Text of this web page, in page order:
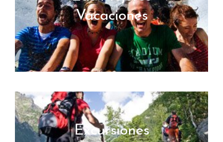
Vacaciones
Excursiones